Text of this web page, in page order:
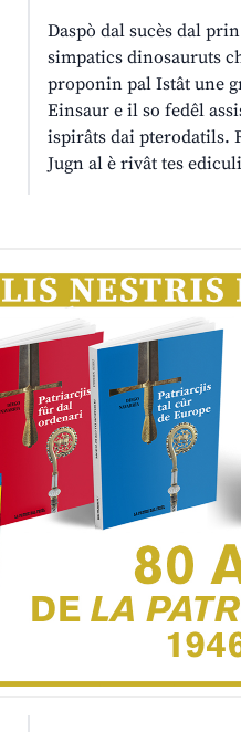
Daspò dal sucès dal
simpatics dinosauruts
proponin pal Istât une
Einsaur e il so fedêl
ispirâts dai pterodatils.
Jugn al è rivât tes